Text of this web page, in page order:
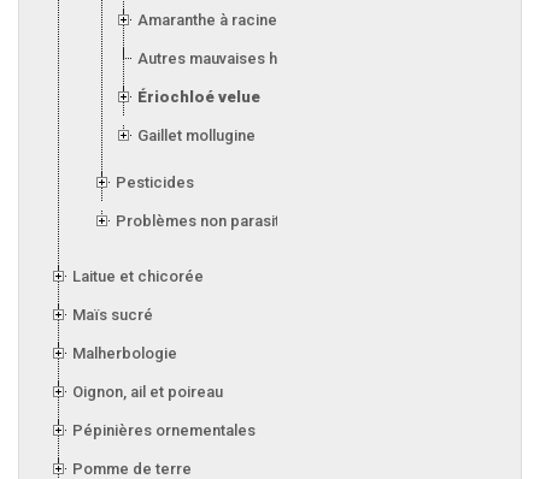
Amaranthe à racine rouge
Autres mauvaises herbes
Ériochloé velue
Gaillet mollugine
Pesticides
Problèmes non parasitaires
Laitue et chicorée
Maïs sucré
Malherbologie
Oignon, ail et poireau
Pépinières ornementales
Pomme de terre